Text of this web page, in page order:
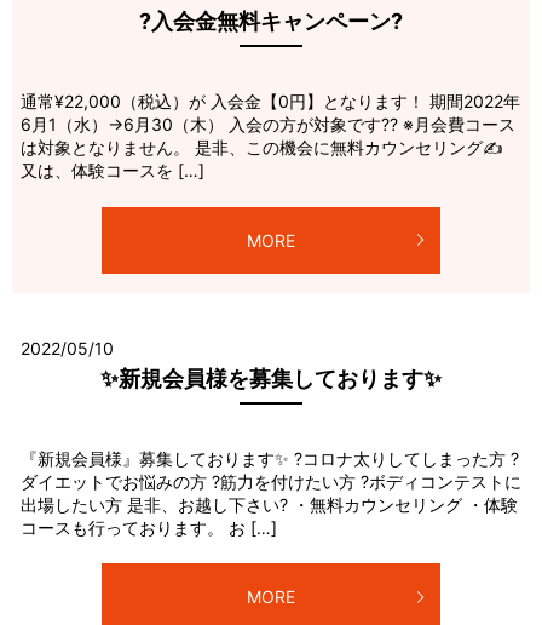
?入会金無料キャンペーン?
通常¥22,000（税込）が 入会金【0円】となります！ 期間2022年
6月1（水）→6月30（木） 入会の方が対象です?? ※月会費コース
は対象となりません。 是非、この機会に無料カウンセリング✍️
又は、体験コースを […]
MORE
2022/05/10
✨新規会員様を募集しております✨
『新規会員様』募集しております✨ ?コロナ太りしてしまった方 ?
ダイエットでお悩みの方 ?筋力を付けたい方 ?ボディコンテストに
出場したい方 是非、お越し下さい? ・無料カウンセリング ・体験
コースも行っております。 お […]
MORE